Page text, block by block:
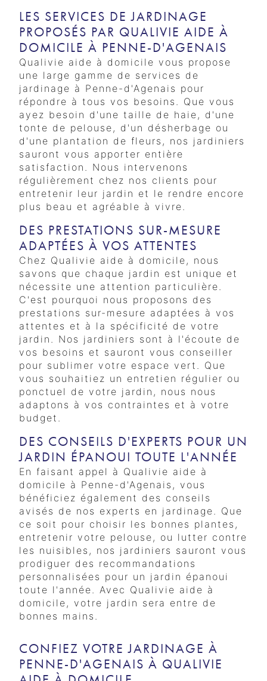
LES SERVICES DE JARDINAGE
PROPOSÉS PAR QUALIVIE AIDE À
DOMICILE À PENNE-D'AGENAIS
Qualivie aide à domicile vous propose
une large gamme de services de
jardinage à Penne-d'Agenais pour
répondre à tous vos besoins. Que vous
ayez besoin d'une taille de haie, d'une
tonte de pelouse, d'un désherbage ou
d'une plantation de fleurs, nos jardiniers
sauront vous apporter entière
satisfaction. Nous intervenons
régulièrement chez nos clients pour
entretenir leur jardin et le rendre encore
plus beau et agréable à vivre.
DES PRESTATIONS SUR-MESURE
ADAPTÉES À VOS ATTENTES
Chez Qualivie aide à domicile, nous
savons que chaque jardin est unique et
nécessite une attention particulière.
C'est pourquoi nous proposons des
prestations sur-mesure adaptées à vos
attentes et à la spécificité de votre
jardin. Nos jardiniers sont à l'écoute de
vos besoins et sauront vous conseiller
pour sublimer votre espace vert. Que
vous souhaitiez un entretien régulier ou
ponctuel de votre jardin, nous nous
adaptons à vos contraintes et à votre
budget.
DES CONSEILS D'EXPERTS POUR UN
JARDIN ÉPANOUI TOUTE L'ANNÉE
En faisant appel à Qualivie aide à
domicile à Penne-d'Agenais, vous
bénéficiez également des conseils
avisés de nos experts en jardinage. Que
ce soit pour choisir les bonnes plantes,
entretenir votre pelouse, ou lutter contre
les nuisibles, nos jardiniers sauront vous
prodiguer des recommandations
personnalisées pour un jardin épanoui
toute l'année. Avec Qualivie aide à
domicile, votre jardin sera entre de
bonnes mains.
CONFIEZ VOTRE JARDINAGE À
PENNE-D'AGENAIS À QUALIVIE